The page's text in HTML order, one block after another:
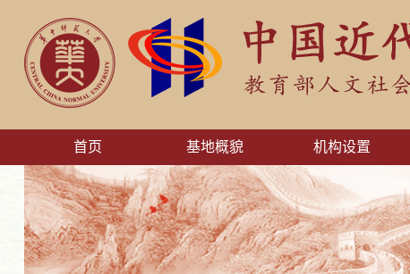
首页 基地概貌 机构设置